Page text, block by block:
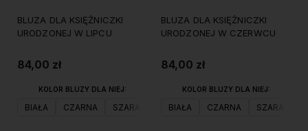
BLUZA DLA KSIĘŻNICZKI
URODZONEJ W LIPCU
84,00 zł
KOLOR BLUZY DLA NIEJ:
BIAŁA CZARNA SZARA
BLUZA DLA KSIĘŻNICZKI
URODZONEJ W CZERWCU
84,00 zł
KOLOR BLUZY DLA NIEJ:
BIAŁA CZARNA SZARA